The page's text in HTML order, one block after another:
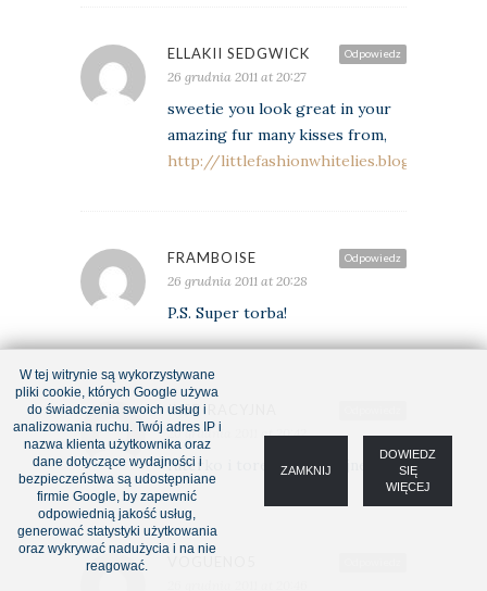
Odpowiedz
ELLAKII SEDGWICK
26 grudnia 2011 at 20:27
sweetie you look great in your
amazing fur many kisses from,
http://
Odpowiedz
FRAMBOISE
26 grudnia 2011 at 20:28
P.S. Super torba!
INSPIRACYJNA
26 grudnia 2011 at 20:42
futerko i torebka przefajne!:)
W tej witrynie są wykorzystywane
pliki cookie, których Google używa
do świadczenia swoich usług i
analizowania ruchu. Twój adres IP i
nazwa klienta użytkownika oraz
dane dotyczące wydajności i
bezpieczeństwa są udostępniane
firmie Google, by zapewnić
odpowiednią jakość usług,
generować statystyki użytkowania
oraz wykrywać nadużycia i na nie
reagować.
ZAMKNIJ
DOWIEDZ
SIĘ
WIĘCEJ